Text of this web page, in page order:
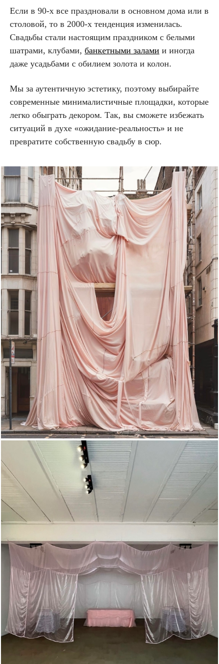
Если в 90-х все праздновали в основном дома или в
столовой, то в 2000-х тенденция изменилась.
Свадьбы стали настоящим праздником с белыми
шатрами, клубами, банкетными залами и иногда
даже усадьбами с обилием золота и колон.
Мы за аутентичную эстетику, поэтому выбирайте
современные минималистичные площадки, которые
легко обыграть декором. Так, вы сможете избежать
ситуаций в духе «ожидание-реальность» и не
превратите собственную свадьбу в сюр.